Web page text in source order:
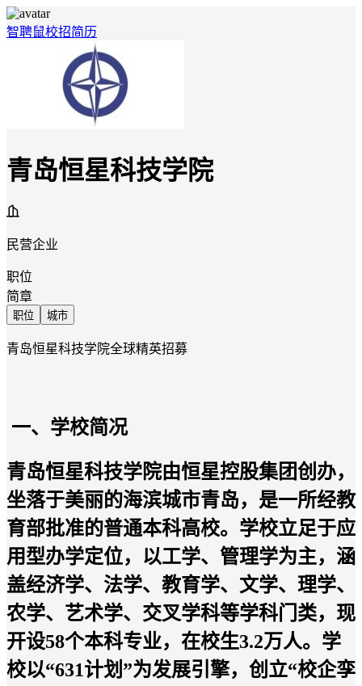
智聘鼠校招简历
青岛恒星科技学院
民营企业
职位
简章
职位 城市
青岛恒星科技学院全球精英招募
一、 学校简况
青岛恒星科技学院由恒星控股集团创办，
坐落于美丽的海滨城市青岛，是一所经教
育部批准的普通本科高校。 学校立足于应
用型办学定位，以工学、管理学为主，涵
盖经济学、法学、教育学、文学、理学、
农学、艺术学、交叉学科等学科门类， 现
开设58个本科专业，在校生3.2万人。 学
校以“631计划”为发展引擎，创立“校企孪